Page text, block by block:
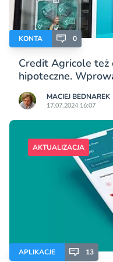
KONTA 0
Credit Agricole
hipoteczne.
MACIEJ BEDNAREK
17.07.2024 16:07
AKTUALIZACJA
APLIKACJE 13